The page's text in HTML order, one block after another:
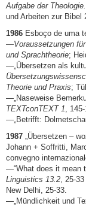
Aufgabe der
und Arbeiten zur Bibel
1986 Esboço de uma
—Voraussetzungen
und Sprachtheorie;
—„Übersetzen als
Theorie und Praxis;
—„Naseweise
TEXTconTEXT 1 ,
—„Betrifft:
1987 „Übersetzen –
Johann + Soffritti,
convegno
—“What does it mean
Linguistics 13.2 , 25-
New Delhi, 25-33.
—„Mündlichkeit und